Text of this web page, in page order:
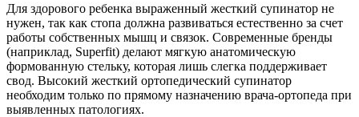
Для здорового ребенка выраженный жесткий супинатор не
нужен, так как стопа должна развиваться естественно за счет
работы собственных мышц и связок. Современные бренды
(наприклад, Superfit) делают мягкую анатомическую
формованную стельку, которая лишь слегка поддерживает
свод. Высокий жесткий ортопедический супинатор
необходим только по прямому назначению врача-ортопеда при
выявленных патологиях.